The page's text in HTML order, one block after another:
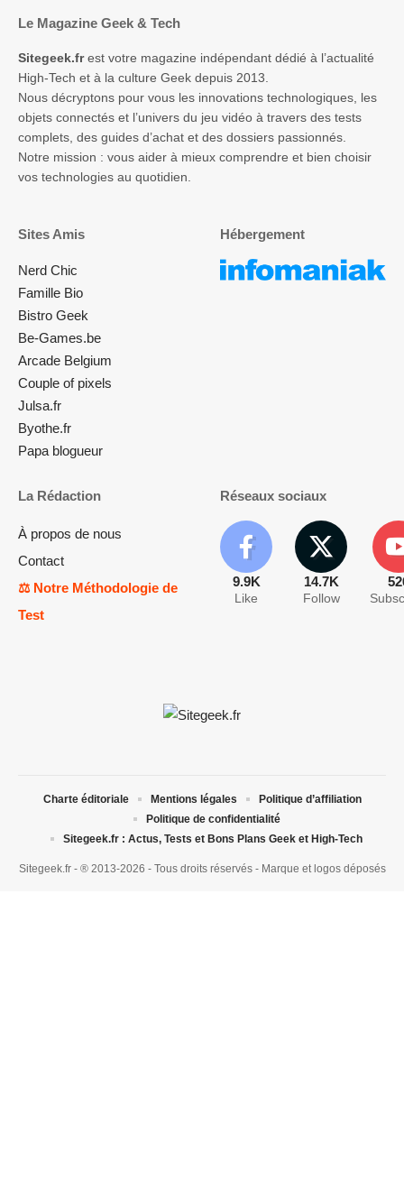
Le Magazine Geek & Tech
Sitegeek.frest votre magazine indépendant dédié à l’actualité
High-Tech et à la culture Geek depuis 2013.
Nous décryptons pour vous les innovations technologiques, les
objets connectés et l’univers du jeu vidéo à travers des tests
complets, des guides d’achat et des dossiers passionnés.
Notre mission : vous aider à mieux comprendre et bien choisir
vos technologies au quotidien.
Sites Amis
Nerd Chic
Famille Bio
Bistro Geek
Be-Games.be
Arcade Belgium
Couple of pixels
Julsa.fr
Byothe.fr
Papa blogueur
Hébergement
La Rédaction
À propos de nous
Contact
⚖️ Notre Méthodologie de
Test
Réseaux sociaux
9.9K
Like
14.7K
Follow
Sitegeek.fr - ® 2013-2026 - Tous droits réservés - Marque et logos déposés
Charte éditoriale Mentions légales
Politique d’affiliation
Politique de confidentialité
Sitegeek.fr : Actus, Tests et Bons Plans Geek et High-Tech